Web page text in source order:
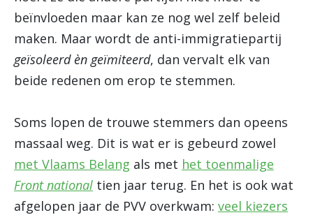
beïnvloeden maar kan ze nog wel zelf beleid
maken. Maar wordt de anti-immigratiepartij
geïsoleerd èn geïmiteerd, dan vervalt elk van
beide redenen om erop te stemmen.
Soms lopen de trouwe stemmers dan opeens
massaal weg. Dit is wat er is gebeurd zowel
met Vlaams Belang als met het toenmalige
Front national tien jaar terug. En het is ook wat
afgelopen jaar de PVV overkwam: veel kiezers